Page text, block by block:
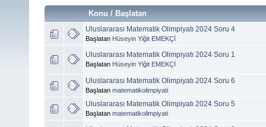
Konu /Başlatan
Uluslararası Matematik Olimpiyatı 2024 Soru 4
Başlatan Hüseyin Yiğit EMEKÇİ
Uluslararası Matematik Olimpiyatı 2024 Soru 1
Başlatan Hüseyin Yiğit EMEKÇİ
Uluslararası Matematik Olimpiyatı 2024 Soru 6
Başlatan matematikolimpiyati
Uluslararası Matematik Olimpiyatı 2024 Soru 5
Başlatan matematikolimpiyati